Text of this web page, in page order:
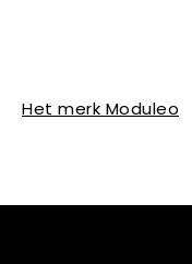
Het merk Moduleo